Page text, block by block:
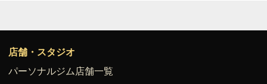
店舗・スタジオ
パーソナルジム店舗一覧